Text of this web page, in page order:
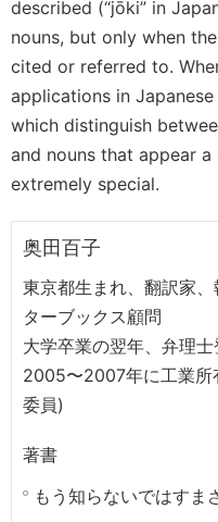
described (“jōki” in
nouns, but only when
cited or referred to.
applications in
which distinguish
and nouns that appear
extremely special.
奥田百子
東京都生まれ、翻訳家
ターブックス顧問
大学卒業の翌年、弁理士
2005〜2007年に工業所
委員)
著書
もう知らないではすま